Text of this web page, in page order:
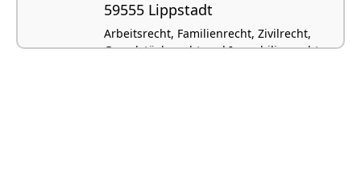
59555 Lippstadt
Arbeitsrecht, Familienrecht, Zivilrecht,
Grundstücksrecht und Immobilienrecht,